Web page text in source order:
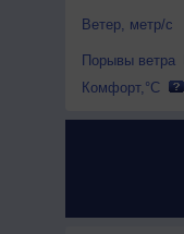
Ветер, метр/с
Порывы ветра
Комфорт,°C